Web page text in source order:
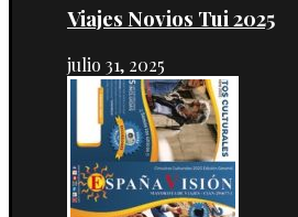
Viajes Novios Tui 2025
julio 31, 2025